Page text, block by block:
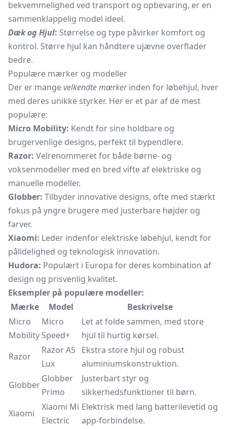
bekvemmelighed ved transport og opbevaring, er en
sammenklappelig model ideel.
Dæk og Hjul: Størrelse og type påvirker komfort og
kontrol. Større hjul kan håndtere ujævne overflader
bedre.
Populære mærker og modeller
Der er mangevelkendte mærkerinden for løbehjul, hver
med deres unikke styrker. Her er et par af de mest
populære:
Micro Mobility: Kendt for sine holdbare og
brugervenlige designs, perfekt til bypendlere.
Razor: Velrenommeret for både børne- og
voksenmodeller med en bred vifte af elektriske og
manuelle modeller.
Globber: Tilbyder innovative designs, ofte med stærkt
fokus på yngre brugere med justerbare højder og
farver.
Xiaomi: Leder indenfor elektriske løbehjul, kendt for
pålidelighed og teknologisk innovation.
Hudora: Populært i Europa for deres kombination af
design og prisvenlig kvalitet.
Eksempler på populære modeller:
Mærke
Model
Beskrivelse
Micro
Mobility
Micro
Speed+
Let at folde sammen, med store
hjul til hurtig kørsel.
Razor
Razor A5
Lux
Ekstra store hjul og robust
aluminiumskonstruktion.
Globber
Globber
Primo
Justerbart styr og
sikkerhedsfunktioner til børn.
Xiaomi
Xiaomi Mi
Electric
Elektrisk med lang batterilevetid og
app-forbindelse.